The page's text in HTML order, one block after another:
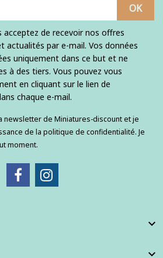
acceptez de recevoir nos offres
actualités par e-mail. Vos données
uniquement dans ce but et ne
à des tiers. Vous pouvez vous
en cliquant sur le lien de
chaque e-mail.
newsletter de Miniatures-discount et je
de la politique de confidentialité. Je
moment.

